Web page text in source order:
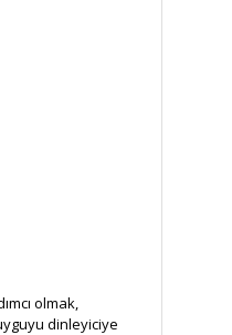
olmak,
dinleyiciye